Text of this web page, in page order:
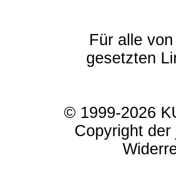
Für alle
gesetzten
© 1999-2026
Copyright